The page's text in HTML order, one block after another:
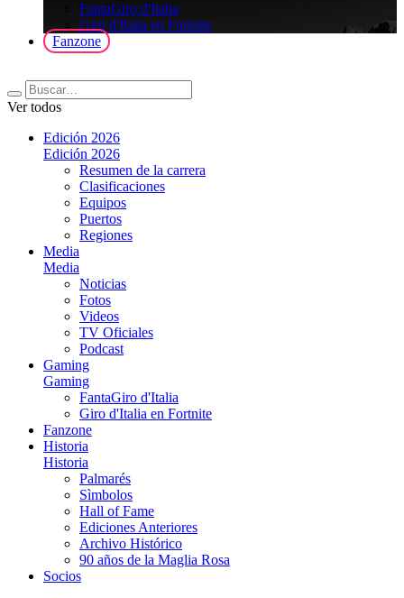
FantaGiro d'Italia
Giro d'Italia en Fortnite
Fanzone
Ver todos
Edición 2026
Edición 2026
Resumen de la carrera
Clasificaciones
Equipos
Puertos
Regiones
Media
Media
Noticias
Fotos
Videos
TV Oficiales
Podcast
Gaming
Gaming
FantaGiro d'Italia
Giro d'Italia en Fortnite
Fanzone
Historia
Historia
Palmarés
Sìmbolos
Hall of Fame
Ediciones Anteriores
Archivo Histórico
90 años de la Maglia Rosa
Socios